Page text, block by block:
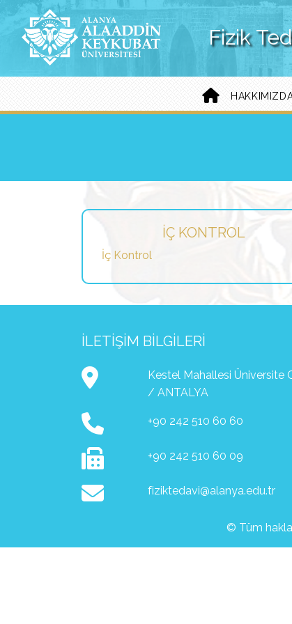
Fizik
İÇ KONTROL
İç Kontrol
İLETIŞIM BILGILERI
Kestel Mahallesi Üniversite
/ ANTALYA
+90 242 510 60 60
+90 242 510 60 09
fiziktedavi@alanya.edu.tr
© Tüm